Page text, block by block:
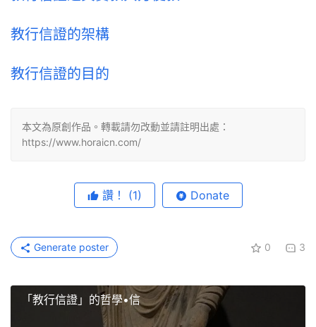
教行信證的架構
教行信證的目的
本文為原創作品。轉載請勿改動並請註明出處：
https://www.horaicn.com/
讚！ (1) Donate
0 3
Generate poster
「教行信證」的哲學•信